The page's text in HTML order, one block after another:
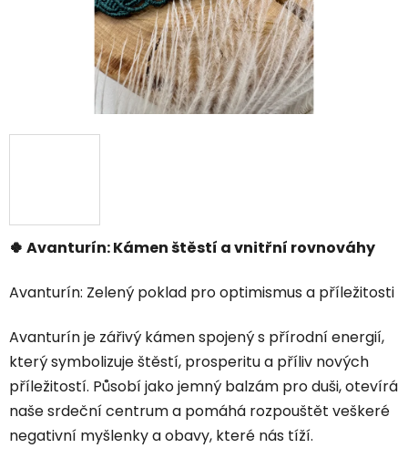
🍀 Avanturín: Kámen štěstí a vnitřní rovnováhy
Avanturín: Zelený poklad pro optimismus a příležitosti
Avanturín je zářivý kámen spojený s přírodní energií,
který symbolizuje štěstí, prosperitu a příliv nových
příležitostí. Působí jako jemný balzám pro duši, otevírá
naše srdeční centrum a pomáhá rozpouštět veškeré
negativní myšlenky a obavy, které nás tíží.